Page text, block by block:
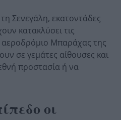
Σενεγάλη, εκατοντάδες
κατακλύσει τις
αεροδρόμιο Μπαράχας της
σε γεμάτες αίθουσες και
προστασία ή να
οι